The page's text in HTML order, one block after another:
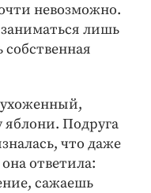
невозможно.
лишь
собственная
яблони. Подруга
что даже
ответила:
сажаешь